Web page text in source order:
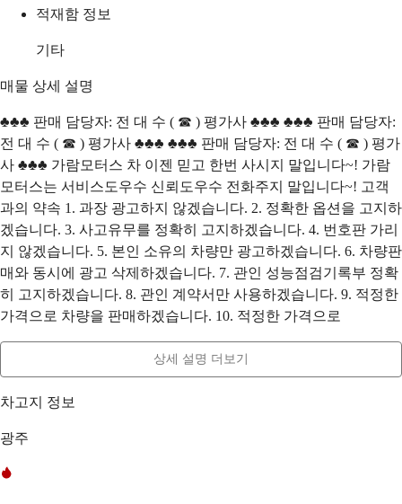
적재함 정보
기타
매물 상세 설명
♣♣♣ 판매 담당자: 전 대 수 ( ☎ ) 평가사 ♣♣♣ ♣♣♣ 판매 담당자:
전 대 수 ( ☎ ) 평가사 ♣♣♣ ♣♣♣ 판매 담당자: 전 대 수 ( ☎ ) 평가
사 ♣♣♣ 가람모터스 차 이젠 믿고 한번 사시지 말입니다~! 가람
모터스는 서비스도우수 신뢰도우수 전화주지 말입니다~! 고객
과의 약속 1. 과장 광고하지 않겠습니다. 2. 정확한 옵션을 고지하
겠습니다. 3. 사고유무를 정확히 고지하겠습니다. 4. 번호판 가리
지 않겠습니다. 5. 본인 소유의 차량만 광고하겠습니다. 6. 차량판
매와 동시에 광고 삭제하겠습니다. 7. 관인 성능점검기록부 정확
히 고지하겠습니다. 8. 관인 계약서만 사용하겠습니다. 9. 적정한
가격으로 차량을 판매하겠습니다. 10. 적정한 가격으로
상세 설명 더보기
차고지 정보
광주